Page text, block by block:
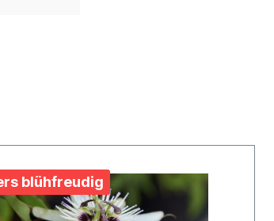
blühfreudig